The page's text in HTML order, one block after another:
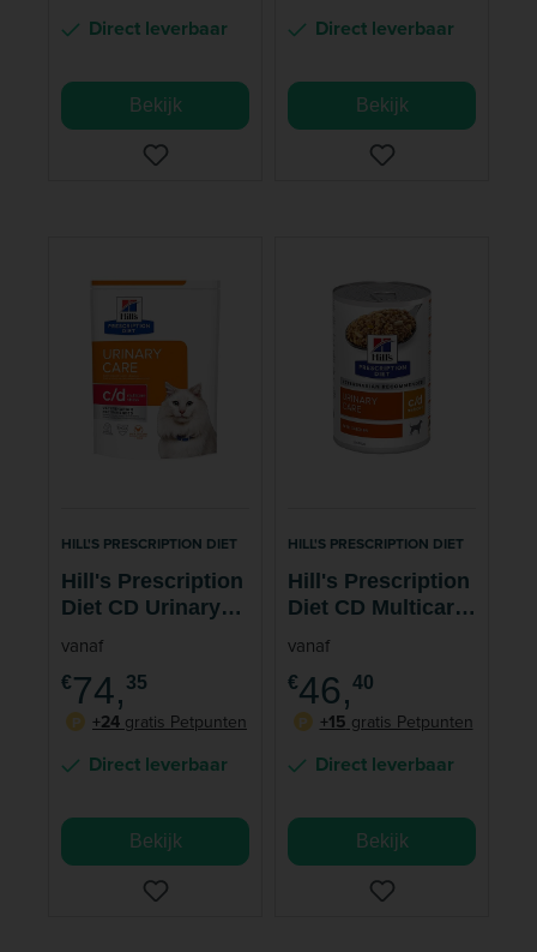
Direct leverbaar
Bekijk
Direct leverbaar
Bekijk
HILL'S PRESCRIPTION DIET
Hill's Prescription
Diet CD Urinary
Multicare Stress
Kattenvoer
vanaf
€74, 35
P
+24 gratis Petpunten
Direct leverbaar
Bekijk
HILL'S PRESCRIPTION DIET
Hill's Prescription
Diet CD Multicare
Urinary Care
vanaf
€46,40
P
+15 gratis Petpunten
Direct leverbaar
Bekijk